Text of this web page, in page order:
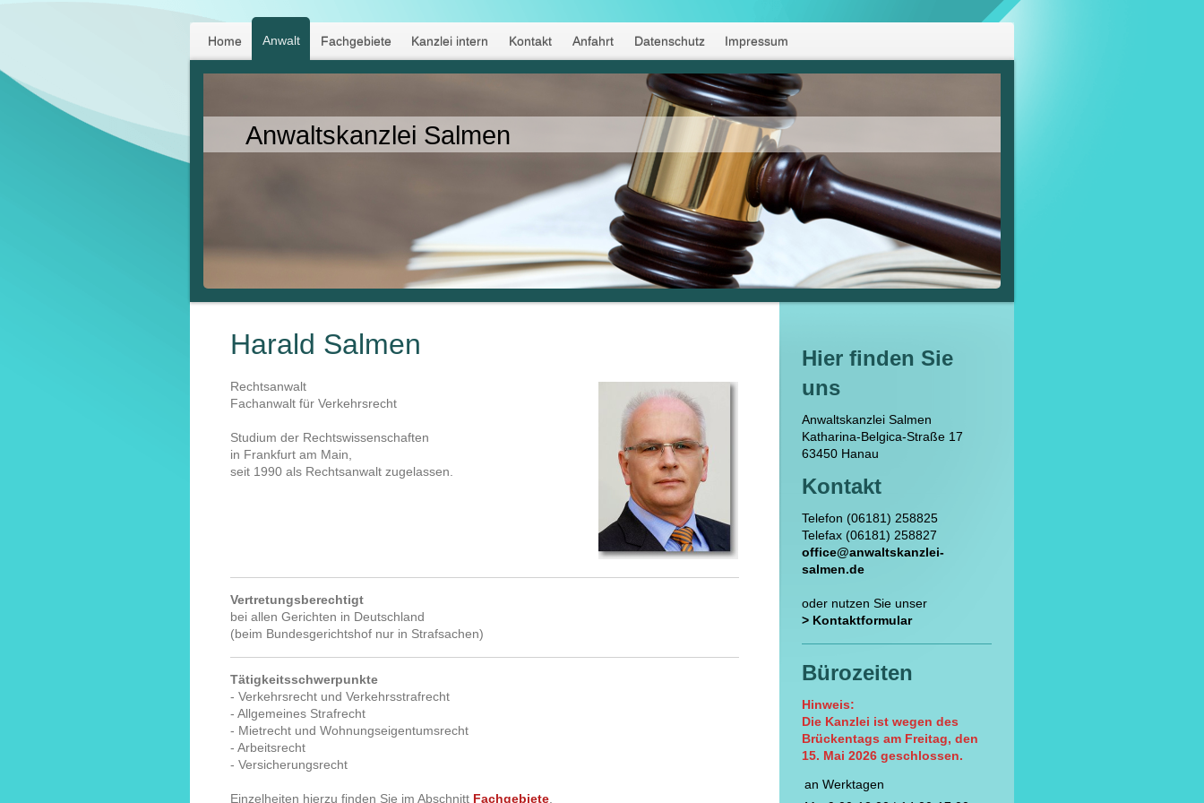
Home Anwalt Fachgebiete Kanzlei intern Kontakt Anfahrt Datenschutz Impressum
Anwaltskanzlei Salmen
Harald Salmen
Rechtsanwalt
Fachanwalt für Verkehrsrecht
Studium der Rechtswissenschaften
in Frankfurt am Main,
seit 1990 als Rechtsanwalt zugelassen.
Vertretungsberechtigt
bei allen Gerichten in Deutschland
(beim Bundesgerichtshof nur in Strafsachen)
Tätigkeitsschwerpunkte
- Verkehrsrecht und Verkehrsstrafrecht
- Allgemeines Strafrecht
- Mietrecht und Wohnungseigentumsrecht
- Arbeitsrecht
- Versicherungsrecht
Einzelheiten hierzu finden Sie im Abschnitt Fachgebiete
Hier finden Sie
uns
Anwaltskanzlei Salmen
Katharina-Belgica-Straße 17
63450 Hanau
Kontakt
Telefon (06181) 258825
Telefax (06181) 258827
office@anwaltskanzlei-
salmen.de
oder nutzen Sie unser
> Kontaktformular
Bürozeiten
Hinweis:
Die Kanzlei ist wegen des
Brückentags am Freitag, den
15. Mai 2026 geschlossen.
an Werktagen